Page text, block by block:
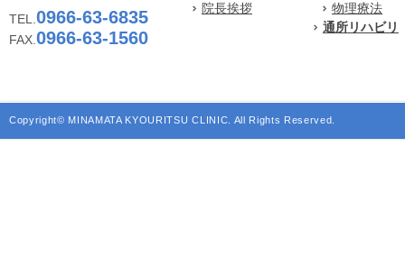
TEL. 0966-63-6835
FAX. 0966-63-1560
院長挨拶
物理療法
通所リハビリ
Copyright© MINAMATA KYOURITSU CLINIC. All Rights Reserved.